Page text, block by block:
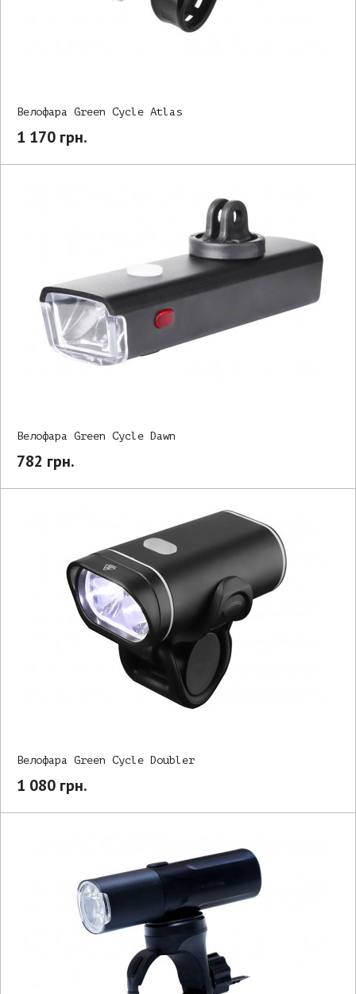
Велофара Green Cycle Atlas
1 170 грн.
Велофара Green Cycle Dawn
782 грн.
Велофара Green Cycle Doubler
1 080 грн.